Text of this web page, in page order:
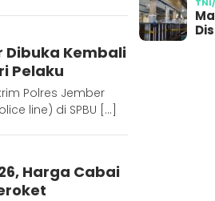
Dibuka Kembali
Pelaku
Polres Jember
line) di SPBU […]
Harga Cabai